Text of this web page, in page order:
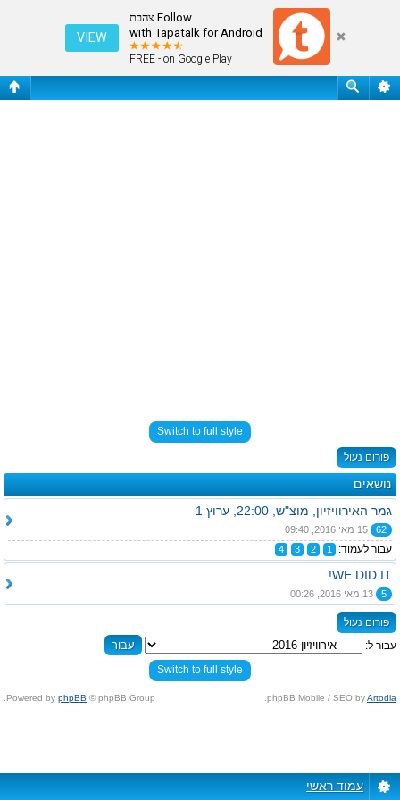
Follow צהבת
with Tapatalk for Android
FREE - on Google Play
VIEW
אירוויזיון 2016
Switch to full style
פורום נעול
נושאים
גמר האירוויזיון, מוצ"ש, 22:00, ערוץ 1
62
עבור לעמוד: 1
2
3
4
WE DID IT!
5
פורום נעול
עבור ל:
Switch to full style
Powered by phpBB © phpBB Group. phpBB Mobile / SEO byArtodia
.
עמוד ראשי